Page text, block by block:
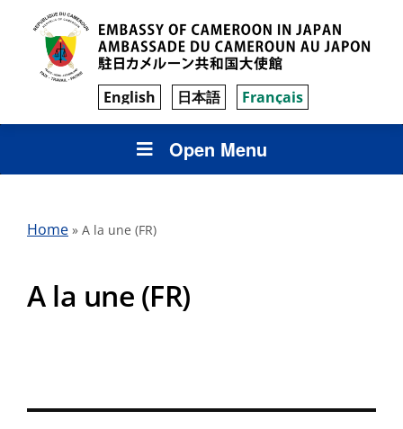
English 日本語 Français
Open Menu
Home » A la une (FR)
A la une (FR)